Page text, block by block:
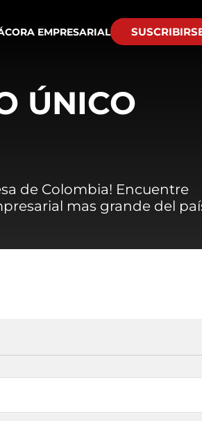
EMPRESARIAL
ÚNICO
de Colombia! Encuentre
mas grande del